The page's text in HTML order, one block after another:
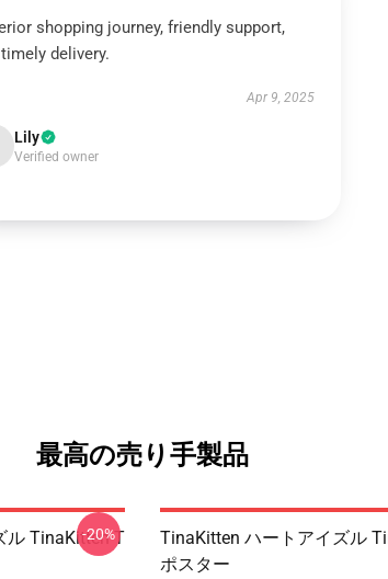
shopping journey, friendly support,
delivery.
Apr 9, 2025
Lily
Verified owner
最高の売り手製品
ル TinaKitten T
-20%
TinaKitten ハートアイズル
ポスター